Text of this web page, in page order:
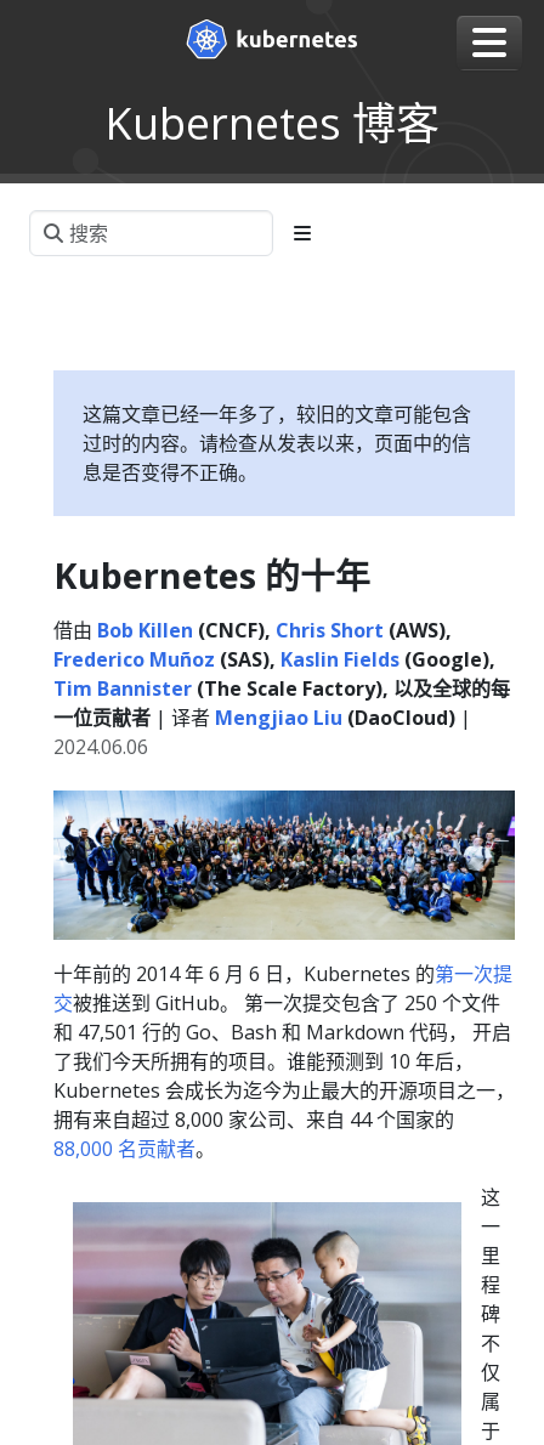
Kubernetes 博客
这篇文章已经一年多了，较旧的文章可能包含
过时的内容。请检查从发表以来，页面中的信
息是否变得不正确。
Kubernetes 的十年
借由 Bob Killen (CNCF), Chris Short (AWS),
Frederico Muñoz (SAS), Kaslin Fields (Google),
Tim Bannister (The Scale Factory), 以及全球的每
一位贡献者 | 译者 Mengjiao Liu (DaoCloud) |
2024.06.06
十年前的 2014 年 6 月 6 日，Kubernetes 的第一次提
交被推送到 GitHub。 第一次提交包含了 250 个文件
和 47,501 行的 Go、Bash 和 Markdown 代码， 开启
了我们今天所拥有的项目。谁能预测到 10 年后，
Kubernetes 会成长为迄今为止最大的开源项目之一，
拥有来自超过 8,000 家公司、来自 44 个国家的
88,000 名贡献者。
这
一
里
程
碑
不
仅
属
于